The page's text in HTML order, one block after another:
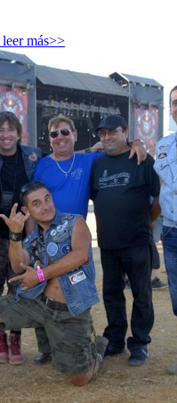
leer más>>